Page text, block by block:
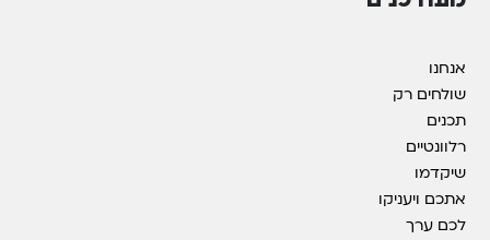
אנחנו
שולחים רק
תכנים
רלוונטיים
שיקדמו
אתכם ויעניקו
לכם ערך